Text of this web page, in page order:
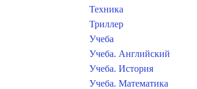
Техника
Триллер
Учеба
Учеба. Английский
Учеба. История
Учеба. Математика